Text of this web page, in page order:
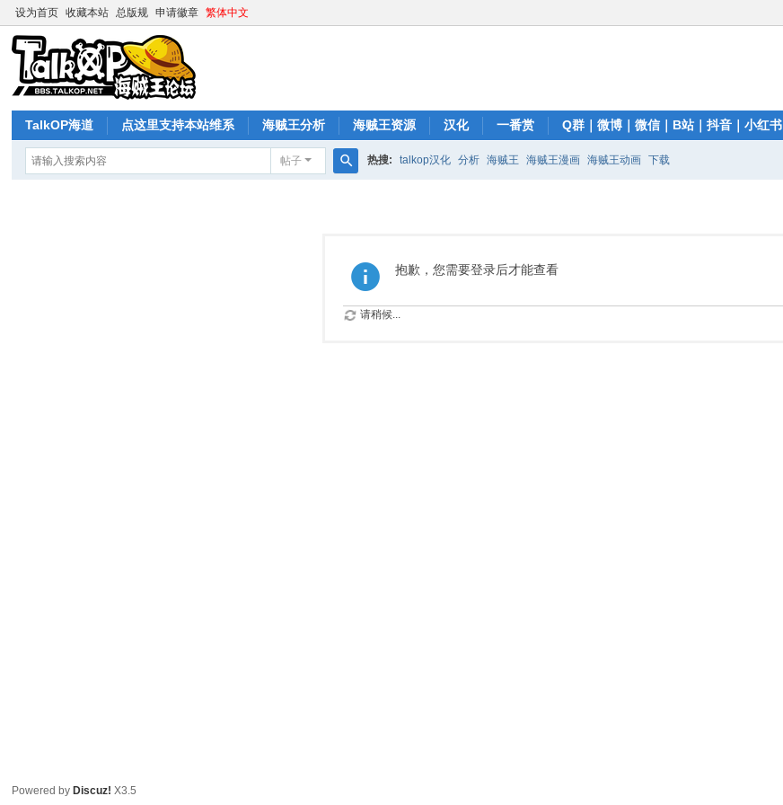
设为首页 收藏本站 总版规 申请徽章 繁体中文
TalkOP海道 点这里支持本站维系 海贼王分析 海贼王资源 汉化 一番赏 Q群｜微博｜微信｜B站｜抖音｜小红书
帖子 热搜: talkop汉化 分析 海贼王 海贼王漫画 海贼王动画 下载
抱歉，您需要登录后才能查看
请稍候...
Powered by Discuz! X3.5